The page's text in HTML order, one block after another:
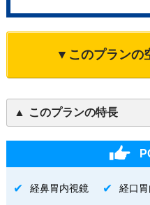
▼このプランの
このプランの特長
経鼻胃内視鏡 経口